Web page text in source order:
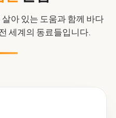
아 있는 도움과 함께 바다
세계의 동료들입니다.